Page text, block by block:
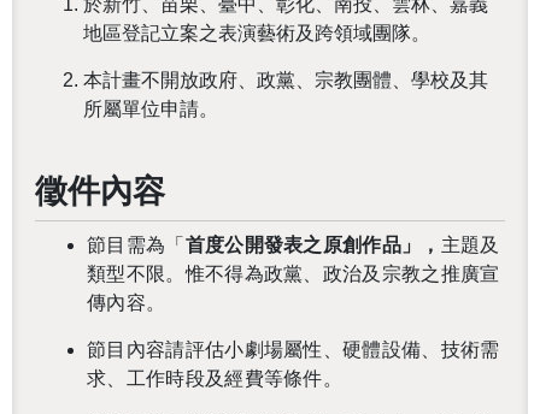
於新竹、苗栗、臺中、彰化、南投、雲林、嘉義
地區登記立案之表演藝術及跨領域團隊。
本計畫不開放政府、政黨、宗教團體、學校及其
所屬單位申請。
徵件內容
節目需為「 首度公開發表之原創作品」， 主題及
類型不限。惟不得為政黨、政治及宗教之推廣宣
傳內容。
節目內容請評估小劇場屬性、硬體設備、技術需
求、工作時段及經費等條件。